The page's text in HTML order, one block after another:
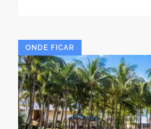
ONDE FICAR